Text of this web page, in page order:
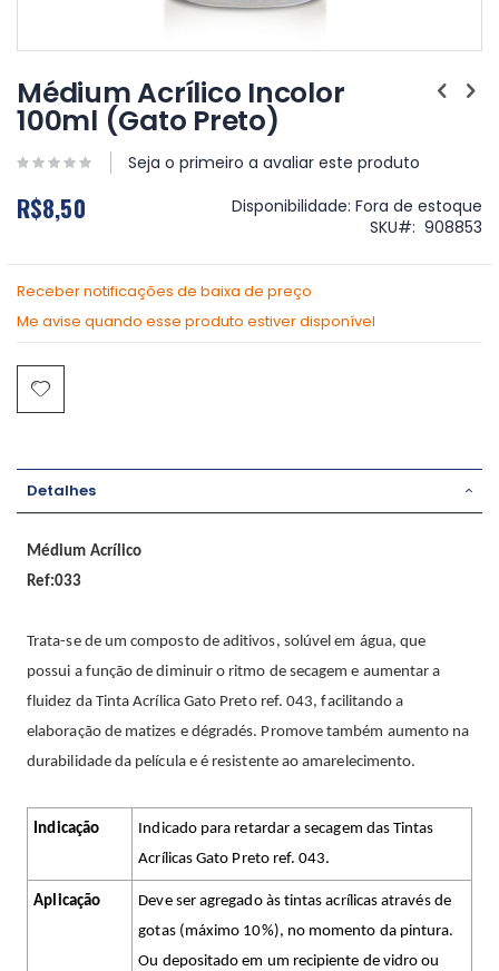
para
o
início
Galeria
imagens
Médium Acrílico Incolor
100ml (Gato Preto)
Seja o primeiro a avaliar este produto
R$8,50 Disponibilidade: Fora de estoque
SKU
908853
Receber notificações de baixa de preço
Me avise quando esse produto estiver disponível
Detalhes
Médium Acrílico
Ref:033
Trata-se de um composto de aditivos, solúvel em água, que
possui a função de diminuir o ritmo de secagem e aumentar a
fluidez da Tinta Acrílica Gato Preto ref. 043, facilitando a
elaboração de matizes e dégradés. Promove também aumento na
durabilidade da película e é resistente ao amarelecimento.
Indicação
Indicado para retardar a secagem das Tintas
Acrílicas Gato Preto ref. 043.
Aplicação
Deve ser agregado às tintas acrílicas através de
gotas (máximo 10%), no momento da pintura.
Ou depositado em um recipiente de vidro ou